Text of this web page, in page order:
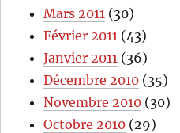
Mars 2011 (30)
Février 2011 (43)
Janvier 2011 (36)
Décembre 2010 (35)
Novembre 2010 (30)
Octobre 2010 (29)